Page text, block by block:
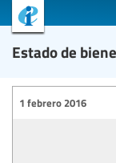
Estado de
1 febrero 2016